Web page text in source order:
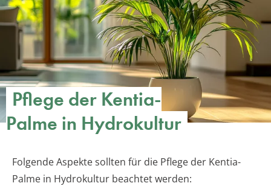
Pflege der Kentia-
Palme in Hydrokultur
Folgende Aspekte sollten für die Pflege der Kentia-
Palme in Hydrokultur beachtet werden: